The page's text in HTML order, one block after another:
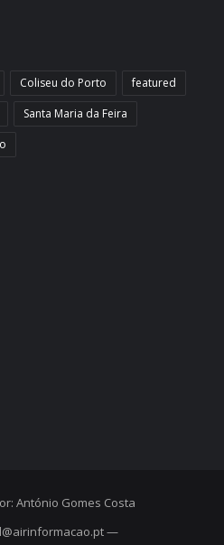
Coliseu do Porto
featured
Santa Maria da Feira
António Gomes Costa
—